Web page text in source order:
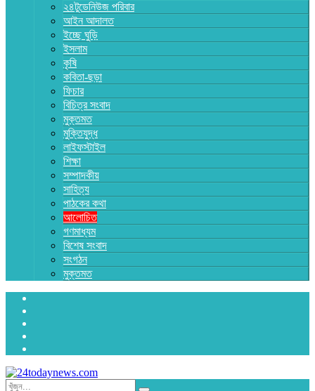
২৪টুডেনিউজ পরিবার
আইন আদালত
ইচ্ছে ঘুড়ি
ইসলাম
কৃষি
কবিতা-ছড়া
ফিচার
বিচিত্র সংবাদ
মুক্তমত
মুক্তিযুদ্ধ
লাইফস্টাইল
শিক্ষা
সম্পাদকীয়
সাহিত্য
পাঠকের কথা
আলোচিত
গণমাধ্যম
বিশেষ সংবাদ
সংগঠন
মুক্তমত